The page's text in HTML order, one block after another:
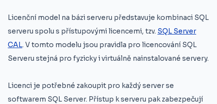
Licenční model na bázi serveru představuje kombinaci SQL
serveru spolu s přístupovými licencemi, tzv. SQL Server
CAL. V tomto modelu jsou pravidla pro licencování SQL
Serveru stejná pro fyzicky i virtuálně nainstalované servery.
Licenci je potřebné zakoupit pro každý server se
softwarem SQL Server. Přístup k serveru pak zabezpečují